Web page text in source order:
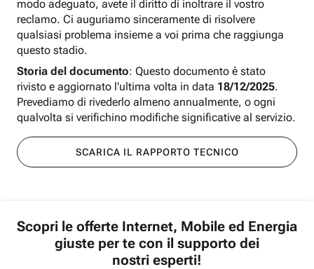
modo adeguato, avete il diritto di inoltrare il vostro
reclamo. Ci auguriamo sinceramente di risolvere
qualsiasi problema insieme a voi prima che raggiunga
questo stadio.
Storia del documento: Questo documento è stato
rivisto e aggiornato l'ultima volta in data 18/12/2025.
Prevediamo di rivederlo almeno annualmente, o ogni
qualvolta si verifichino modifiche significative al servizio.
SCARICA IL RAPPORTO TECNICO
Scopri le offerte Internet, Mobile ed Energia
giuste per te con il supporto dei
nostri esperti!